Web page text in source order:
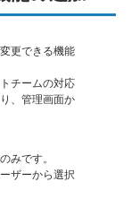
更できる機能
チームの対応
、管理画面か
みです。
ザーから選択